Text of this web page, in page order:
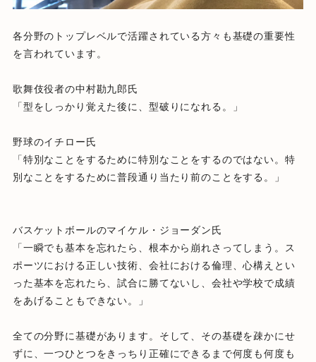
各分野のトップレベルで活躍されている方々も基礎の重要性
を言われています。
歌舞伎役者の中村勘九郎氏
「型をしっかり覚えた後に、型破りになれる。」
野球のイチロー氏
「特別なことをするために特別なことをするのではない。 特
別なことをするために普段通り当たり前のことをする。」
バスケットボールのマイケル・ジョーダン氏
「一瞬でも基本を忘れたら、根本から崩れさってしまう。
ス
ポーツにおける正しい技術、会社における倫理、心構えとい
った基本を忘れたら、試合に勝てないし、 会社や学校で成績
をあげることもできない。」
全ての分野に基礎があります。そして、その基礎を疎かにせ
ずに、一つひとつをきっちり正確にできるまで何度も何度も